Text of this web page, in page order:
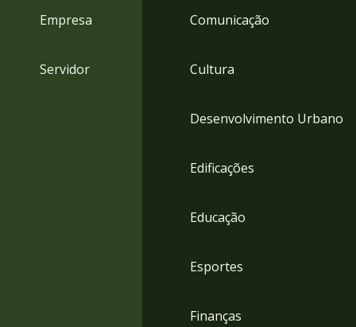
Empresa
Servidor
Comunicação
Cultura
Desenvolvimento Urbano
Edificações
Educação
Esportes
Finanças